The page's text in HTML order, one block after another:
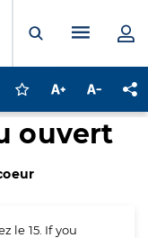
Ouvrir laMenu
Connectez-vous
Augmenter la
ouvert
le 15. If you